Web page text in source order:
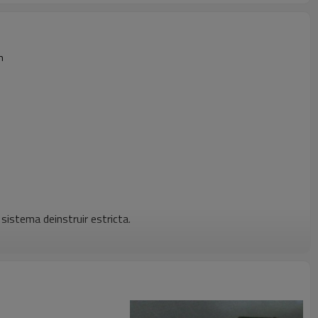
deinstruir estricta.